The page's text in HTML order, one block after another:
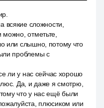
сложности,
отметьте,
или слышно, потому что
проблемы с
ли у нас сейчас хорошо
Да, и даже я смотрю,
что у нас ещё были
плюсиком или